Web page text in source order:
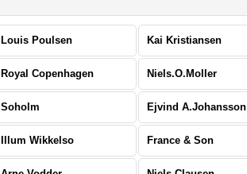
Louis Poulsen Kai Kristiansen
Royal Copenhagen Niels.O.Moller
Soholm Ejvind A.Johansson
Illum Wikkelso France & Son